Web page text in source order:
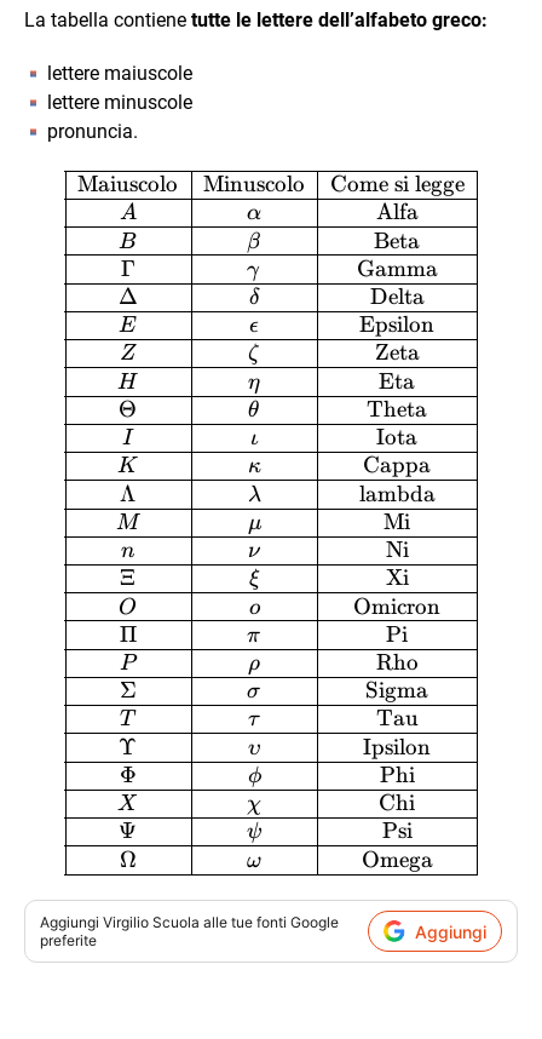
La tabella contiene tutte le lettere dell’alfabeto greco:
lettere maiuscole
lettere minuscole
pronuncia.
\begin{array}{|c|c|c|}
Maiuscolo
A
B
Γ
Δ
E
Z
H
Θ
I
K
Λ
M
n
Ξ
O
Π
P
Σ
T
Υ
Φ
X
Ψ
Ω
Minuscolo
α
β
γ
δ
ϵ
ζ
η
θ
ι
κ
λ
μ
ν
ξ
o
π
ρ
σ
τ
υ
ϕ
χ
ψ
ω
Come si legge
Alfa
Beta
Gamma
Delta
Epsilon
Zeta
Eta
Theta
Iota
Cappa
lambda
Mi
Ni
Xi
Omicron
Pi
Rho
Sigma
Tau
Ipsilon
Phi
Chi
Psi
Omega
Aggiungi Virgilio Scuola alle tue fonti Google
preferite
Aggiungi